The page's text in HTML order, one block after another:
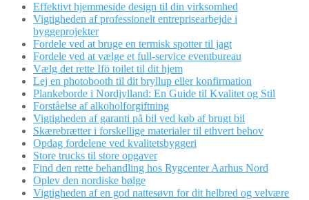
Effektivt hjemmeside design til din virksomhed
Vigtigheden af professionelt entreprisearbejde i
byggeprojekter
Fordele ved at bruge en termisk spotter til jagt
Fordele ved at vælge et full-service eventbureau
Vælg det rette Ifö toilet til dit hjem
Lej en photobooth til dit bryllup eller konfirmation
Plankeborde i Nordjylland: En Guide til Kvalitet og Stil
Forståelse af alkoholforgiftning
Vigtigheden af garanti på bil ved køb af brugt bil
Skærebrætter i forskellige materialer til ethvert behov
Opdag fordelene ved kvalitetsbyggeri
Store trucks til store opgaver
Find den rette behandling hos Rygcenter Aarhus Nord
Oplev den nordiske bølge
Vigtigheden af en god nattesøvn for dit helbred og velvære